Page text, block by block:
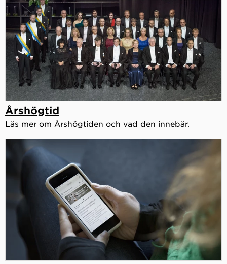
Årshögtid
Läs mer om Årshögtiden och vad den innebär.